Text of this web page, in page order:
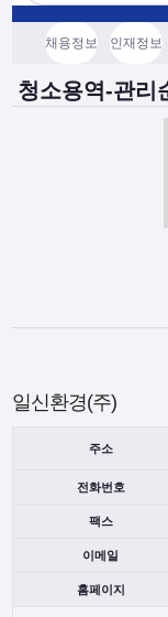
채용정보 인재정보
청소용역-관리
일신환경(주)
주소
전화번호
팩스
이메일
홈페이지